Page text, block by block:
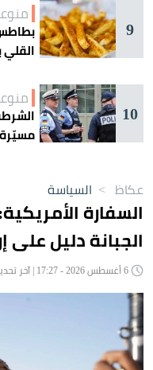
9
10
عكاظ > السياسة
السفارة
الجبانة دليل على